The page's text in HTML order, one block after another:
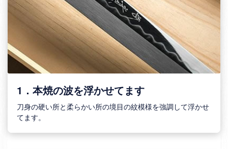
1．本焼の波を浮かせてます
刀身の硬い所と柔らかい所の境目の紋模様を強調して浮かせ
てます。